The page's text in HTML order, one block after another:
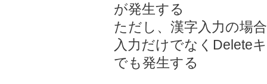
が発生する
ただし、漢字入力の場
入力だけでなくDelete
でも発生する